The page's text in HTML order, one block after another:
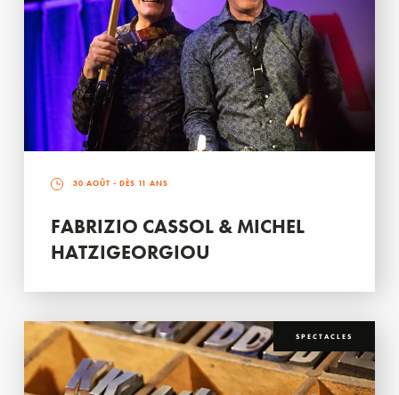
30 AOÛT - DÈS 11 ANS
FABRIZIO CASSOL & MICHEL
HATZIGEORGIOU
SPECTACLES